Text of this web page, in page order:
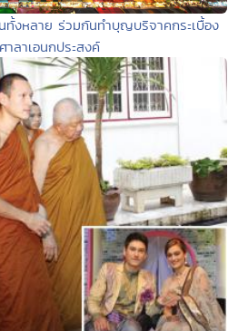
งหลาย ร่วมกันทำบุญบริจาคกระเบื้อง
าลาเอนกประสงค์